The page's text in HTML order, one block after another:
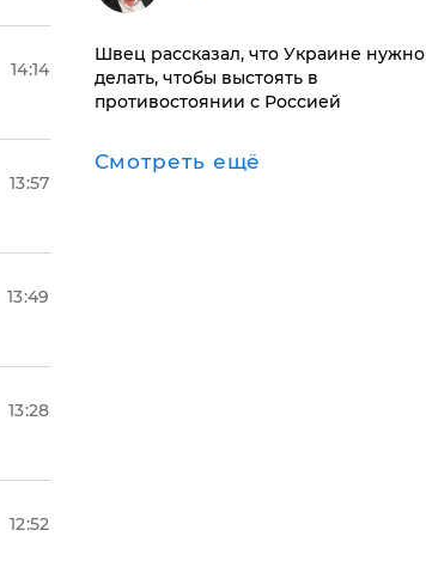
14:14
13:57
13:49
13:28
12:52
Швец рассказал, что Украине нужно
делать, чтобы выстоять в
противостоянии с Россией
Смотреть ещё